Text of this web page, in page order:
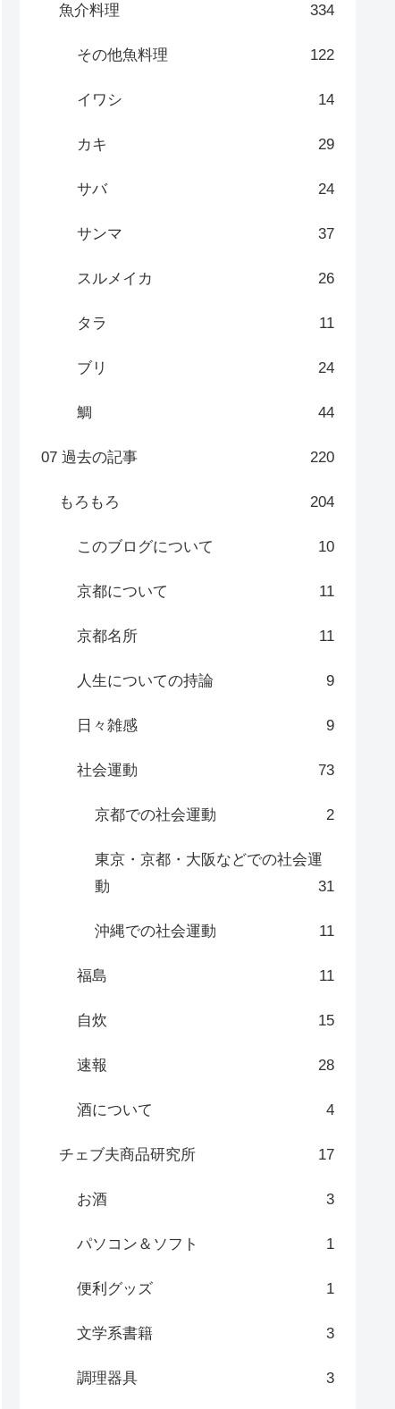
魚介料理 334
その他魚料理 122
イワシ 14
カキ 29
サバ 24
サンマ 37
スルメイカ 26
タラ 11
ブリ 24
鯛 44
07 過去の記事 220
もろもろ 204
このブログについて 10
京都について 11
京都名所 11
人生についての持論 9
日々雑感 9
社会運動 73
京都での社会運動 2
東京・京都・大阪などでの社会運
動
31
沖縄での社会運動 11
福島 11
自炊 15
速報 28
酒について 4
チェブ夫商品研究所 17
お酒 3
パソコン＆ソフト 1
便利グッズ 1
文学系書籍 3
調理器具 3